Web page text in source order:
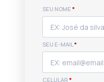
SEU NOME *
SEU E-MAIL*
CELULAR *